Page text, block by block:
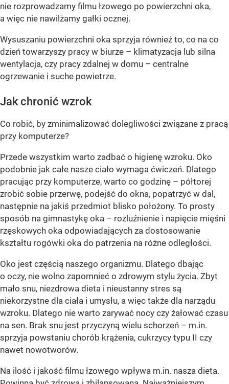
nie rozprowadzamy filmu łzowego po powierzchni oka,
a więc nie nawilżamy gałki ocznej.
Wysuszaniu powierzchni oka sprzyja również to, co na co
dzień towarzyszy pracy w biurze – klimatyzacja lub silna
wentylacja, czy pracy zdalnej w domu – centralne
ogrzewanie i suche powietrze.
Jak chronić wzrok
Co robić, by zminimalizować dolegliwości związane z pracą
przy komputerze?
Przede wszystkim warto zadbać o higienę wzroku. Oko
podobnie jak całe nasze ciało wymaga ćwiczeń. Dlatego
pracując przy komputerze, warto co godzinę – półtorej
zrobić sobie przerwę, podejść do okna, popatrzyć w dal,
następnie na jakiś przedmiot blisko położony. To prosty
sposób na gimnastykę oka – rozluźnienie i napięcie mięśni
rzęskowych oka odpowiadających za dostosowanie
kształtu rogówki oka do patrzenia na różne odległości.
Oko jest częścią naszego organizmu. Dlatego dbając
o oczy, nie wolno zapomnieć o zdrowym stylu życia. Zbyt
mało snu, niezdrowa dieta i nieustanny stres są
niekorzystne dla ciała i umysłu, a więc także dla narządu
wzroku. Dlatego nie warto zarywać nocy czy żałować czasu
na sen. Brak snu jest przyczyną wielu schorzeń – m.in.
sprzyja powstaniu chorób krążenia, cukrzycy typu II czy
nawet nowotworów.
Na ilość i jakość filmu łzowego wpływa m.in. nasza dieta.